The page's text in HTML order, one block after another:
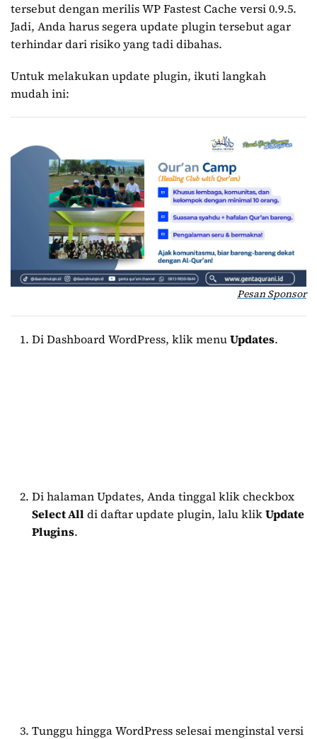
tersebut dengan merilis WP Fastest Cache versi 0.9.5.
Jadi, Anda harus segera update plugin tersebut agar
terhindar dari risiko yang tadi dibahas.
Untuk melakukan update plugin, ikuti langkah
mudah ini:
Pesan Sponsor
Di Dashboard WordPress, klik menuUpdates.
Di halaman Updates, Anda tinggal klik checkbox
Select Alldi daftar update plugin, lalu klikUpdate
Plugins.
Tunggu hingga WordPress selesai menginstal versi